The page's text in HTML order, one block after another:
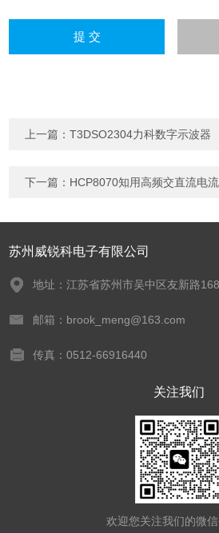
上一篇：T3DSO2304力科数字示波器
下一篇： HCP8070知用高频交直流电
苏州威锐科电子有限公司
地址：江苏省苏州市吴中区友新路
邮箱：brook_meng@163.com
传真：0512-66916440
关注我们
欢迎您关注我们的微